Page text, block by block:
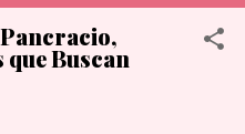
le ordenó retractarse
mártires se le condujo en
a unos 60 kms de
se ejecutaba a un
él fue el primero en caer
Pancracio,
que Buscan